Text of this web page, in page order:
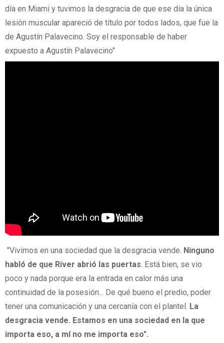
día en Miami y tuvimos la desgracia de que ese día la única
lesión muscular apareció de título por todos lados, que fue la
de Agustín Palavecino. Soy el responsable de haber
expuesto a Agustín Palavecino"
"Vivimos en una sociedad que la desgracia vende. Ninguno
habló de que River abrió las puertas. Está bien, se vio
poco y nada porque era la entrada en calor más una
continuidad de la posesión... De qué bueno el predio, poder
tener una comunicación y una cercanía con el plantel. La
desgracia vende. Estamos en una sociedad en la que
importa eso, a mí no me importa eso".